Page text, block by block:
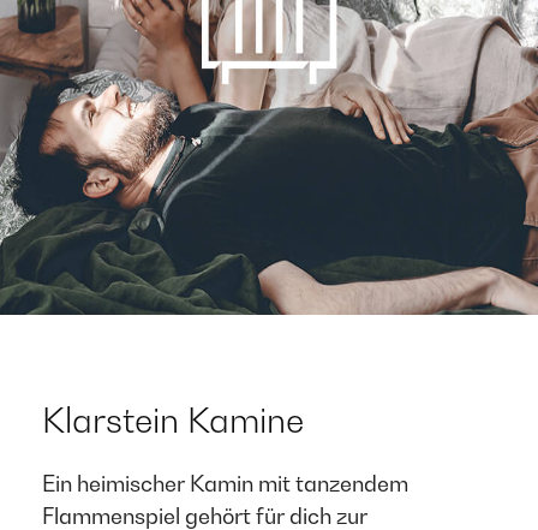
Klarstein Kamine
Ein heimischer Kamin mit tanzendem
Flammenspiel gehört für dich zur